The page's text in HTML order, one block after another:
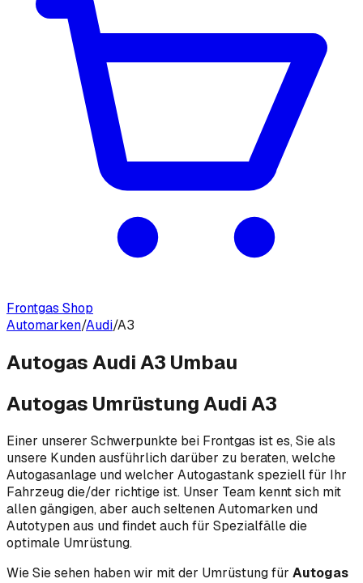
Frontgas Shop
Automarken/Audi/A3
Autogas Audi A3 Umbau
Autogas Umrüstung Audi A3
Einer unserer Schwerpunkte bei Frontgas ist es, Sie als
unsere Kunden ausführlich darüber zu beraten, welche
Autogasanlage und welcher Autogastank speziell für Ihr
Fahrzeug die/der richtige ist. Unser Team kennt sich mit
allen gängigen, aber auch seltenen Automarken und
Autotypen aus und findet auch für Spezialfälle die
optimale Umrüstung.
Wie Sie sehen haben wir mit der Umrüstung für Autogas